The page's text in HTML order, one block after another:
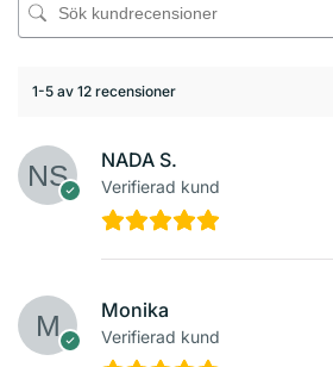
1-5 av 12 recensioner
NADA S.
Verifierad kund
Monika
Verifierad kund